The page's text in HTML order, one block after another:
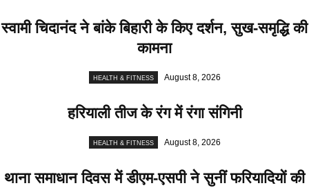
स्वामी चिदानंद ने बांके बिहारी के किए दर्शन, सुख-समृद्धि की
कामना
HEALTH & FITNESS August 8, 2026
हरियाली तीज के रंग में रंगा संगिनी
HEALTH & FITNESS August 8, 2026
थाना समाधान दिवस में डीएम-एसपी ने सुनीं फरियादियों की